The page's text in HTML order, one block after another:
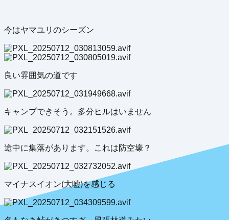
今はヤマユリのシーズン
良い雰囲気の道です
キャンプできそう。多分ヒルはいません
途中に集落があります。これは防空壕？
マイナスイオン(大嘘)を感じる